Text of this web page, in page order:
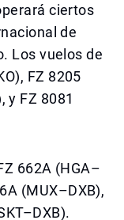
ciertos
de
Los vuelos de
FZ 8205
y FZ 8081
662A (HGA–
(MUX–DXB),